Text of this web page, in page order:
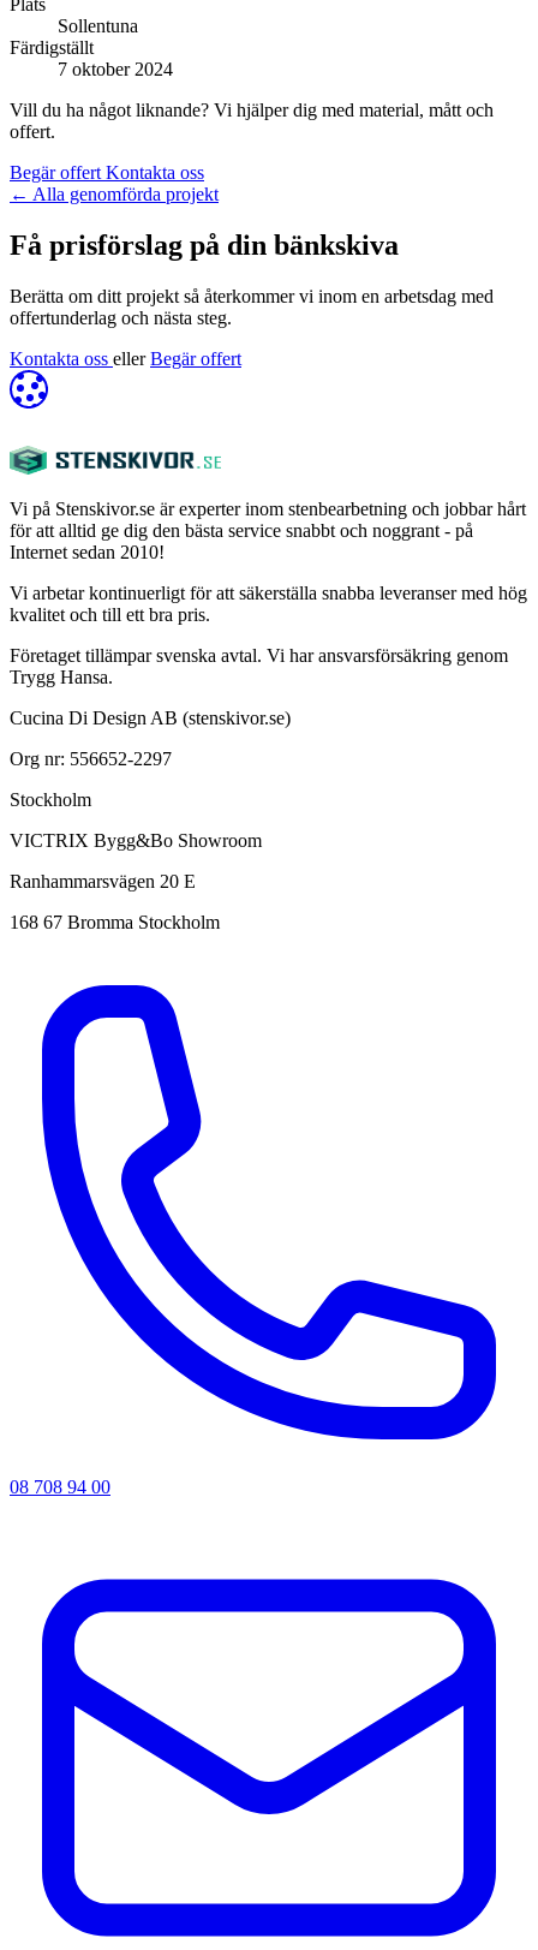
Sollentuna
Färdigställt
7 oktober 2024
Vill du ha något liknande? Vi hjälper dig med material, mått och
offert.
Begär offert Kontakta oss
← Alla genomförda projekt
Få prisförslag på din bänkskiva
Berätta om ditt projekt så återkommer vi inom en arbetsdag med
offertunderlag och nästa steg.
Kontakta oss eller Begär offert
Vi på Stenskivor.se är experter inom stenbearbetning och jobbar hårt
för att alltid ge dig den bästa service snabbt och noggrant - på
Internet sedan 2010!
Vi arbetar kontinuerligt för att säkerställa snabba leveranser med hög
kvalitet och till ett bra pris.
Företaget tillämpar svenska avtal. Vi har ansvarsförsäkring genom
Trygg Hansa.
Cucina Di Design AB (stenskivor.se)
Org nr: 556652-2297
Stockholm
VICTRIX Bygg&Bo Showroom
Ranhammarsvägen 20 E
168 67 Bromma Stockholm
08 708 94 00